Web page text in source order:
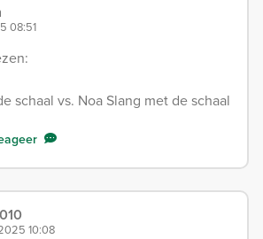
08:51
schaal vs. Noa Slang met de schaal
10:08